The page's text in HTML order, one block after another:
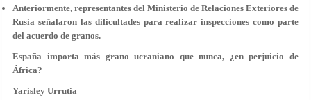
Anteriormente, representantes del Ministerio de Relaciones Exteriores de
Rusia señalaron las dificultades para realizar inspecciones como parte
del acuerdo de granos.
España importa más grano ucraniano que nunca, ¿en perjuicio de
África?
Yarisley Urrutia